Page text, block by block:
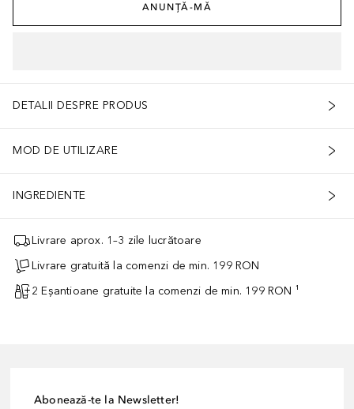
ANUNȚĂ-MĂ
DETALII DESPRE PRODUS
MOD DE UTILIZARE
INGREDIENTE
Livrare aprox. 1–3 zile lucrătoare
Livrare gratuită la comenzi de min. 199 RON
2 Eșantioane gratuite la comenzi de min. 199 RON ¹
Abonează-te la Newsletter!